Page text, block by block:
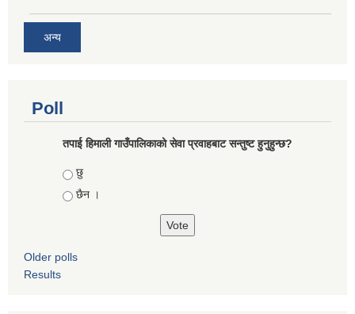
अन्य
Poll
तपाई हिमाली गाउँपालिकाको सेवा प्रवाहबाट सन्तुष्ट हुनुहुन्छ?
Choices
छु
छैन ।
Older polls
Results